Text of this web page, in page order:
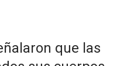
que las